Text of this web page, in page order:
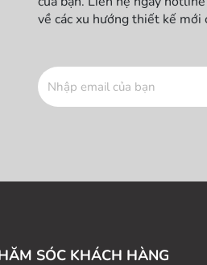
về các xu hướng thiết kế
SÓC KHÁCH HÀNG